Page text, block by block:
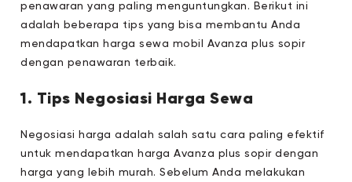
penawaran yang paling menguntungkan. Berikut ini
adalah beberapa tips yang bisa membantu Anda
mendapatkan harga sewa mobil Avanza plus sopir
dengan penawaran terbaik.
1. Tips Negosiasi Harga Sewa
Negosiasi harga adalah salah satu cara paling efektif
untuk mendapatkan harga Avanza plus sopir dengan
harga yang lebih murah. Sebelum Anda melakukan